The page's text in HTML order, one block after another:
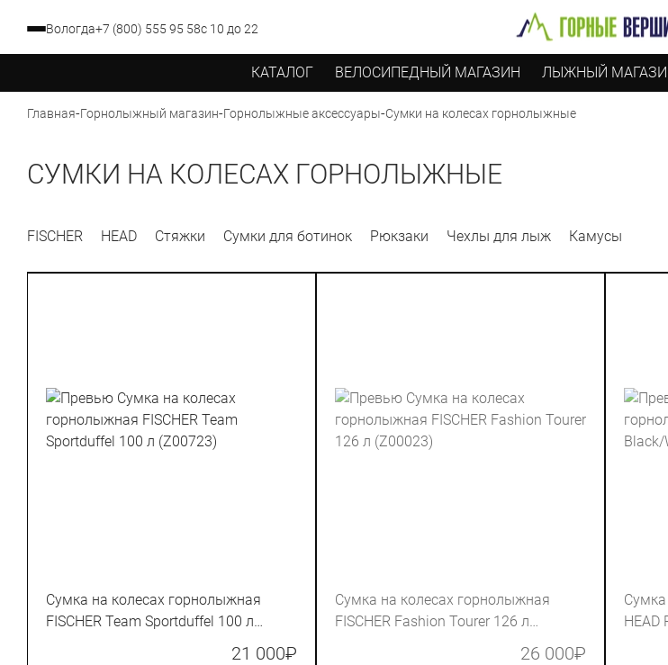
Вологда+7 (800) 555 95 58с 10 до 22
КАТАЛОГ ВЕЛОСИПЕДНЫЙ МАГАЗИН ЛЫЖНЫЙ
Главная-Горнолыжный магазин-Горнолыжные аксессуары-Сумки на колесах горнолыжные
СУМКИ НА КОЛЕСАХ ГОРНОЛЫЖНЫЕ
FISCHER HEAD Стяжки Сумки для ботинок Рюкзаки Чехлы для лыж Камусы
Сумка на колесах горнолыжная
FISCHER Team Sportduffel 100 л
21 000₽
Сумка на колесах горнолыжная
FISCHER Fashion Tourer 126 л
26 000₽
HEAD